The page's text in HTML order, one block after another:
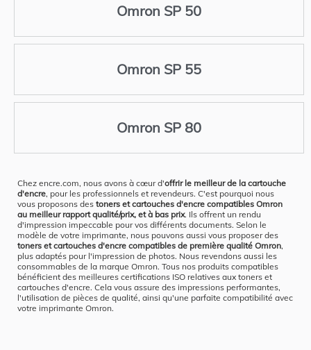
Omron SP 50
Omron SP 55
Omron SP 80
Chez encre.com, nous avons à cœur d'offrir le meilleur de la cartouche
d'encre, pour les professionnels et revendeurs. C'est pourquoi nous
vous proposons des toners et cartouches d'encre compatibles Omron
au meilleur rapport qualité/prix, et à bas prix. Ils offrent un rendu
d'impression impeccable pour vos différents documents. Selon le
modèle de votre imprimante, nous pouvons aussi vous proposer des
toners et cartouches d'encre compatibles de première qualité Omron,
plus adaptés pour l'impression de photos. Nous revendons aussi les
consommables de la marque Omron. Tous nos produits compatibles
bénéficient des meilleures certifications ISO relatives aux toners et
cartouches d'encre. Cela vous assure des impressions performantes,
l'utilisation de pièces de qualité, ainsi qu'une parfaite compatibilité avec
votre imprimante Omron.